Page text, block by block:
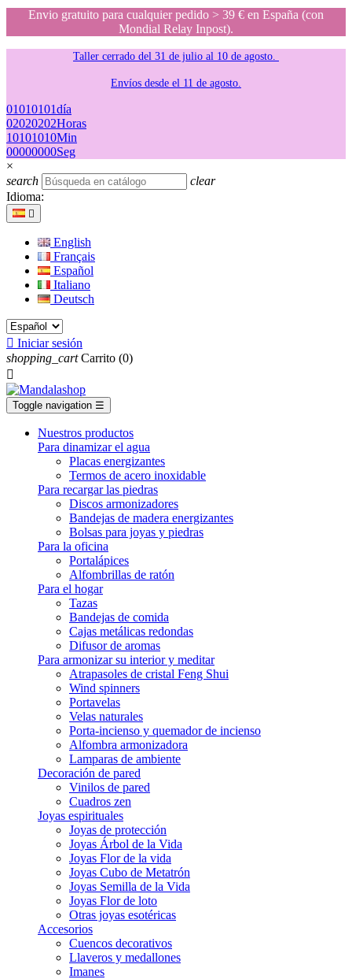
Envio gratuito para cualquier pedido > 39 € en España (con
Mondial Relay Inpost).
Taller cerrado del 31 de julio al 10 de agosto.
Envíos desde el 11 de agosto.
01010101día
02020202Horas
10101010Min
00000000Seg
×
search
clear
Idioma:

English
Français
Español
Italiano
Deutsch
 Iniciar sesión
shopping_cart Carrito (0)

Toggle navigation ☰
Nuestros productos
Para dinamizar el agua
Placas energizantes
Termos de acero inoxidable
Para recargar las piedras
Discos armonizadores
Bandejas de madera energizantes
Bolsas para joyas y piedras
Para la oficina
Portalápices
Alfombrillas de ratón
Para el hogar
Tazas
Bandejas de comida
Cajas metálicas redondas
Difusor de aromas
Para armonizar su interior y meditar
Atrapasoles de cristal Feng Shui
Wind spinners
Portavelas
Velas naturales
Porta-incienso y quemador de incienso
Alfombra armonizadora
Lamparas de ambiente
Decoración de pared
Vinilos de pared
Cuadros zen
Joyas espirituales
Joyas de protección
Joyas Árbol de la Vida
Joyas Flor de la vida
Joyas Cubo de Metatrón
Joyas Semilla de la Vida
Joyas Flor de loto
Otras joyas esotéricas
Accesorios
Cuencos decorativos
Llaveros y medallones
Imanes